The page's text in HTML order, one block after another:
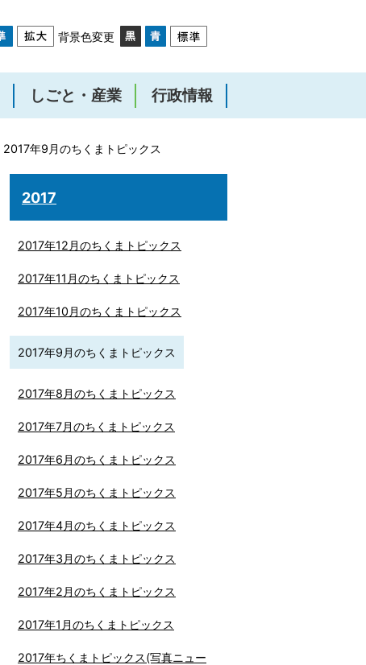
背景色変更
しごと・産業 行政情報
2017年9月のちくまトピックス
2017
2017年12月のちくまトピックス
2017年11月のちくまトピックス
2017年10月のちくまトピックス
2017年9月のちくまトピックス
2017年8月のちくまトピックス
2017年7月のちくまトピックス
2017年6月のちくまトピックス
2017年5月のちくまトピックス
2017年4月のちくまトピックス
2017年3月のちくまトピックス
2017年2月のちくまトピックス
2017年1月のちくまトピックス
2017年ちくまトピックス(写真ニュー